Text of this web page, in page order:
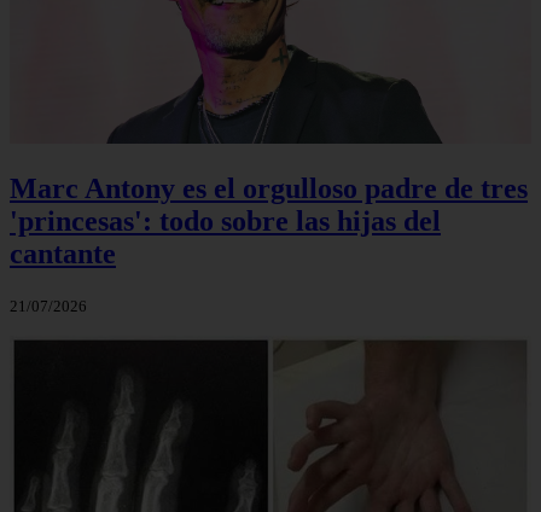
Marc Antony es el orgulloso padre de tres
'princesas': todo sobre las hijas del
cantante
21/07/2026